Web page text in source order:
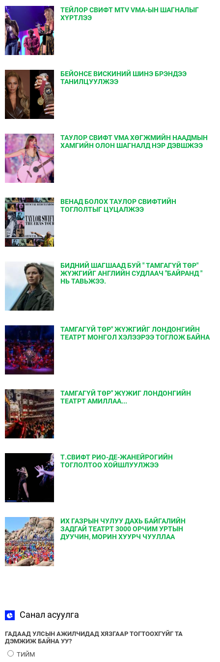
ТЕЙЛОР СВИФТ MTV VMA-ЫН ШАГНАЛЫГ
ХҮРТЛЭЭ
БЕЙОНСЕ ВИСКИНИЙ ШИНЭ БРЭНДЭЭ
ТАНИЛЦУУЛЖЭЭ
ТАУЛОР СВИФТ VMA ХӨГЖМИЙН НААДМЫН
ХАМГИЙН ОЛОН ШАГНАЛД НЭР ДЭВШЖЭЭ
ВЕНАД БОЛОХ ТАУЛОР СВИФТИЙН
ТОГЛОЛТЫГ ЦУЦАЛЖЭЭ
БИДНИЙ ШАГШААД БУЙ " ТАМГАГҮЙ ТӨР"
ЖҮЖГИЙГ АНГЛИЙН СУДЛААЧ "БАЙРАНД "
НЬ ТАВЬЖЭЭ.
ТАМГАГҮЙ ТӨР" ЖҮЖГИЙГ ЛОНДОНГИЙН
ТЕАТРТ МОНГОЛ ХЭЛЭЭРЭЭ ТОГЛОЖ БАЙНА
ТАМГАГҮЙ ТӨР" ЖҮЖИГ ЛОНДОНГИЙН
ТЕАТРТ АМИЛЛАА...
Т.СВИФТ РИО-ДЕ-ЖАНЕЙРОГИЙН
ТОГЛОЛТОО ХОЙШЛУУЛЖЭЭ
ИХ ГАЗРЫН ЧУЛУУ ДАХЬ БАЙГАЛИЙН
ЗАДГАЙ ТЕАТРТ 3000 ОРЧИМ УРТЫН
ДУУЧИН, МОРИН ХУУРЧ ЧУУЛЛАА
Санал асуулга
ГАДААД УЛСЫН АЖИЛЧИДАД ХЯЗГААР ТОГТООХГҮЙГ ТА
ДЭМЖИЖ БАЙНА УУ?
ТИЙМ